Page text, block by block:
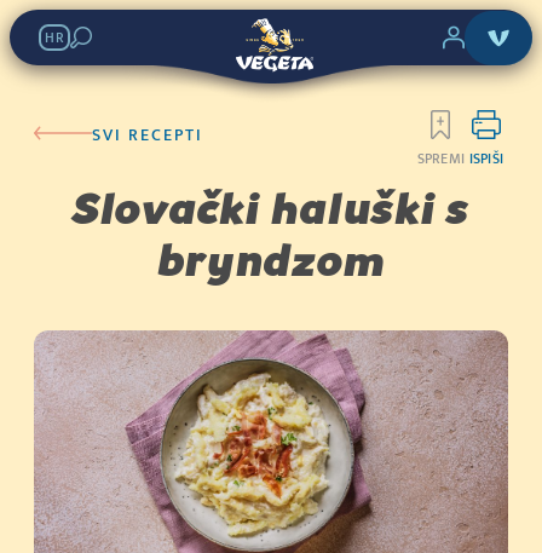
HR
SVI RECEPTI
SPREMI ISPIŠI
Slovački haluški s
bryndzom
Potraži u trgovinama:
KATEGORIJA 2
Kupi sada
(400g)